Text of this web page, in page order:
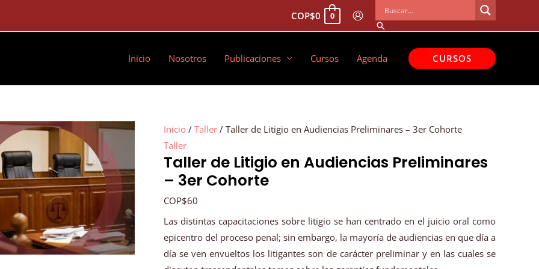
COP$0 0
Buscar
Inicio Nosotros Publicaciones Cursos Agenda CURSOS
Inicio / Taller / Taller de Litigio en Audiencias Preliminares – 3er Cohorte
Taller
Taller de Litigio en Audiencias Preliminares
– 3er Cohorte
COP$60
Las distintas capacitaciones sobre litigio se han centrado en el juicio oral como
epicentro del proceso penal; sin embargo, la mayoría de audiencias en que día a
día se ven envueltos los litigantes son de carácter preliminar y en las cuales se
Taller
de
Litigio
en
–
3er
Cohorte